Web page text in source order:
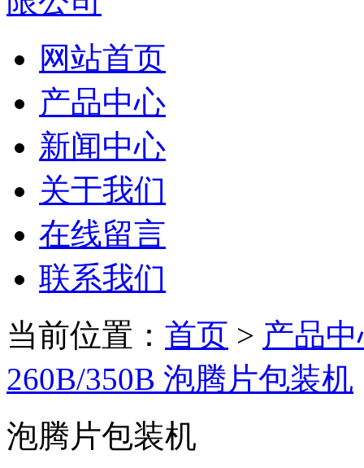
网站首页
产品中心
新闻中心
关于我们
在线留言
联系我们
当前位置： 首页 > 产品
260B/350B 泡腾片包装机
泡腾片包装机